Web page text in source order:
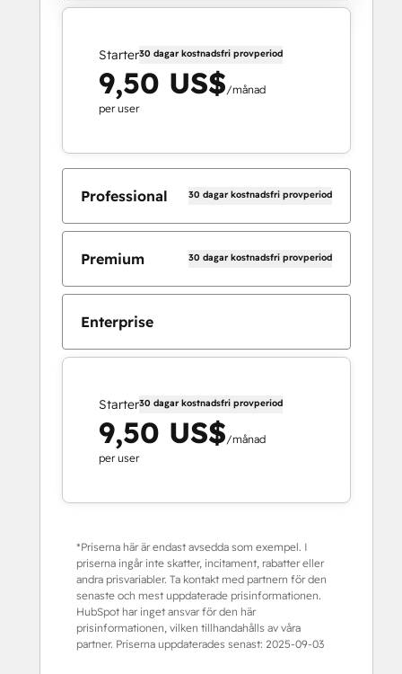
Starter30 dagar kostnadsfri provperiod
9,50 US$/månad
per user
Professional 30 dagar kostnadsfri provperiod
Premium 30 dagar kostnadsfri provperiod
Enterprise
Starter30 dagar kostnadsfri provperiod
9,50 US$/månad
per user
*Priserna här är endast avsedda som exempel. I
priserna ingår inte skatter, incitament, rabatter eller
andra prisvariabler. Ta kontakt med partnern för den
senaste och mest uppdaterade prisinformationen.
HubSpot har inget ansvar för den här
prisinformationen, vilken tillhandahålls av våra
partner. Priserna uppdaterades senast: 2025-09-03